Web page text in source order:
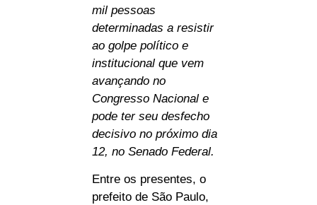
mil pessoas
determinadas a resistir
ao golpe político e
institucional que vem
avançando no
Congresso Nacional e
pode ter seu desfecho
decisivo no próximo dia
12, no Senado Federal.
Entre os presentes, o
prefeito de São Paulo,